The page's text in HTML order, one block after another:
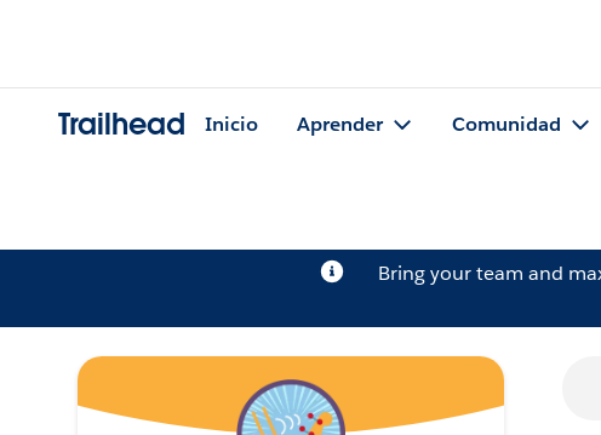
Trailhead Inicio Aprender Comunidad
Bring your team and